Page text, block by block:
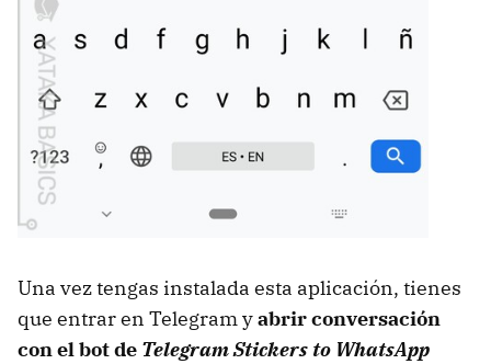
Una vez tengas instalada esta aplicación, tienes
que entrar en Telegram yabrir conversación
con el bot de Telegram Stickers to WhatsApp